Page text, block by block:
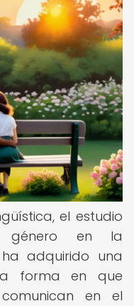
el estudio
en la
adquirido una
forma en que
en el